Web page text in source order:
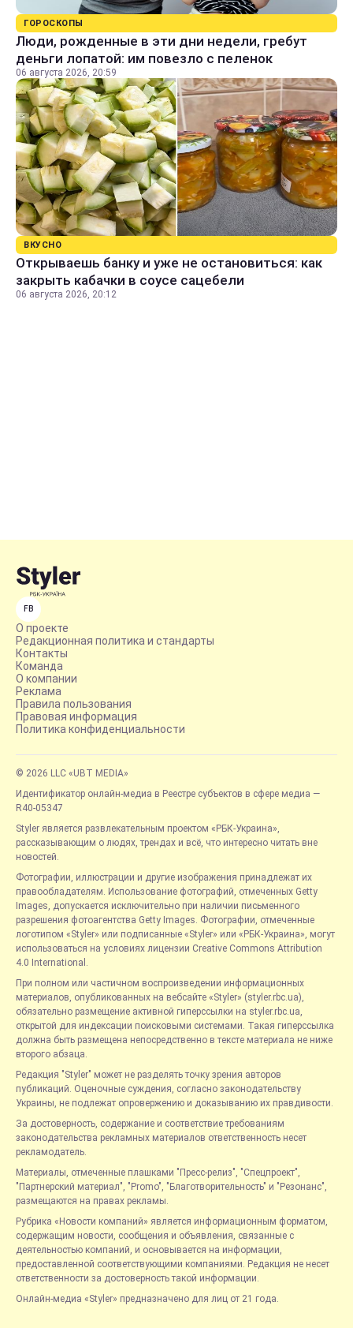
ГОРОСКОПЫ
Люди, рожденные в эти дни недели, гребут
деньги лопатой: им повезло с пеленок
06 августа 2026, 20:59
ВКУСНО
Открываешь банку и уже не остановиться: как
закрыть кабачки в соусе сацебели
06 августа 2026, 20:12
FB
О проекте
Редакционная политика и стандарты
Контакты
Команда
О компании
Реклама
Правила пользования
Правовая информация
Политика конфиденциальности
© 2026 LLC «UBT MEDIA»
Идентификатор онлайн-медиа в Реестре субъектов в сфере медиа —
R40-05347
Styler является развлекательным проектом «РБК-Украина»,
рассказывающим о людях, трендах и всё, что интересно читать вне
новостей.
Фотографии, иллюстрации и другие изображения принадлежат их
правообладателям. Использование фотографий, отмеченных Getty
Images, допускается исключительно при наличии письменного
разрешения фотоагентства Getty Images. Фотографии, отмеченные
логотипом «Styler» или подписанные «Styler» или «РБК-Украина», могут
использоваться на условиях лицензии Creative Commons Attribution
4.0 International.
При полном или частичном воспроизведении информационных
материалов, опубликованных на вебсайте «Styler» (styler.rbc.ua),
обязательно размещение активной гиперссылки на styler.rbc.ua,
открытой для индексации поисковыми системами. Такая гиперссылка
должна быть размещена непосредственно в тексте материала не ниже
второго абзаца.
Редакция "Styler" может не разделять точку зрения авторов
публикаций. Оценочные суждения, согласно законодательству
Украины, не подлежат опровержению и доказыванию их правдивости.
За достоверность, содержание и соответствие требованиям
законодательства рекламных материалов ответственность несет
рекламодатель.
Материалы, отмеченные плашками "Пресс-релиз", "Спецпроект",
"Партнерский материал", "Promo", "Благотворительность" и "Резонанс",
размещаются на правах рекламы.
Рубрика «Новости компаний» является информационным форматом,
содержащим новости, сообщения и объявления, связанные с
деятельностью компаний, и основывается на информации,
предоставленной соответствующими компаниями. Редакция не несет
ответственности за достоверность такой информации.
Онлайн-медиа «Styler» предназначено для лиц от 21 года.